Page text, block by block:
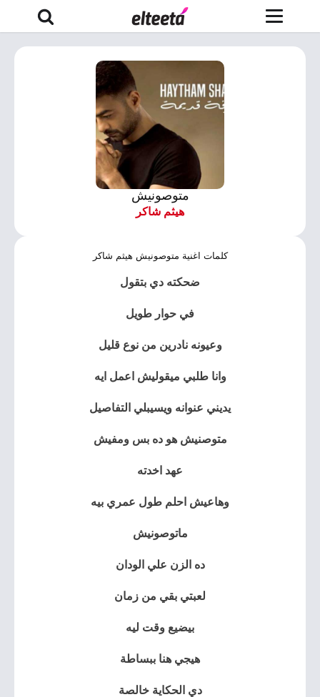
متوصونيش
هيثم شاكر
كلمات اغنية متوصونيش هيثم شاكر
ضحكته دي بتقول
في حوار طويل
وعيونه نادرين من نوع قليل
وانا طلبي ميقوليش اعمل ايه
يديني عنوانه ويسيبلي التفاصيل
متوصنيش هو ده بس ومفيش
عهد اخدته
وهاعيش احلم طول عمري بيه
ماتوصونيش
ده الزن علي الودان
لعبتي بقي من زمان
بيضيع وقت ليه
هيجي هنا ببساطة
دي الحكاية خالصة